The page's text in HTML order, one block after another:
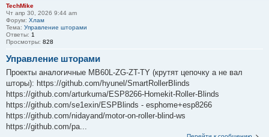
TechMike
Чт апр 30, 2026 9:44 am
Форум: Хлам
Тема: Управление шторами
Ответы: 1
Просмотры: 828
Управление шторами
Проекты аналогичные MB60L-ZG-ZT-TY (крутят цепочку а не вал
шторы): https://github.com/hyunel/SmartRollerBlinds
https://github.com/arturkuma/ESP8266-Homekit-Roller-Blinds
https://github.com/se1exin/ESPBlinds - esphome+esp8266
https://github.com/nidayand/motor-on-roller-blind-ws
https://github.com/pa...